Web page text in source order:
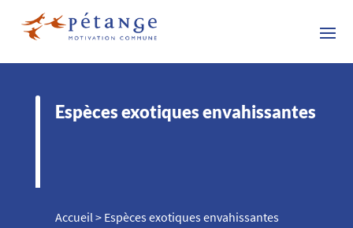
Espèces exotiques envahissantes
Accueil> Espèces exotiques envahissantes